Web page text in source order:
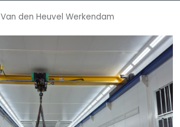
Van den Heuvel Werkendam